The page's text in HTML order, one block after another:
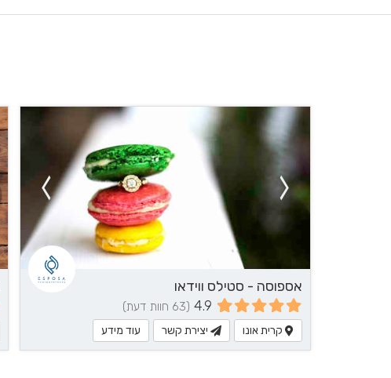
אספוסה - סטילס ווידאו
4.9 (63 חוות דעת)
קרית אונו יצירת קשר עוד מידע